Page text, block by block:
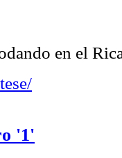
en el
'1'